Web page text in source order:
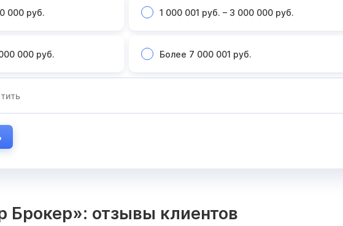
000 руб. 1 000 001 руб. – 3 000 000 руб.
000 руб. Более 7 000 001 руб.
Брокер»: отзывы клиентов